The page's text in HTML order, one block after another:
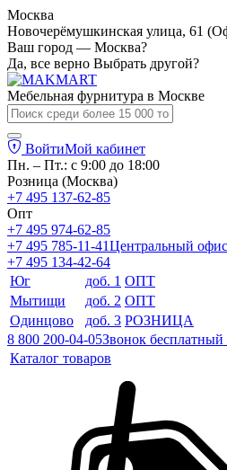
Москва
Новочерёмушкинская улица, 61
Ваш город — Москва?
Да, все верно Выбрать другой?
Мебельная фурнитура в Москве
ВойтиМой кабинет
Пн. – Пт.: с 9:00 до 18:00
Розница (Москва)
+7 495 137-62-85
Опт
+7 495 974-62-85
+7 495 785-11-41Центральный офис
+7 495 134-42-64
Юг
доб. 1 ОПТ
Мытищи
доб. 2 ОПТ
Одинцово
доб. 3 РОЗНИЦА
8 800 200-04-05Звонок бесплатный
Каталог товаров